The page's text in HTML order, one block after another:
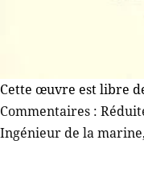
Cette œuvre est libre
Commentaires :
Ingénieur de la